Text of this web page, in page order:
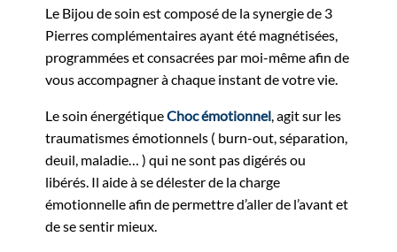
Le Bijou de soin est composé de la synergie de 3
Pierres complémentaires ayant été magnétisées,
programmées et consacrées par moi-même afin de
vous accompagner à chaque instant de votre vie.
Le soin énergétiqueChoc émotionnel , agit sur les
traumatismes émotionnels ( burn-out, séparation,
deuil, maladie… ) qui ne sont pas digérés ou
libérés. Il aide à se délester de la charge
émotionnelle afin de permettre d’aller de l’avant et
de se sentir mieux.